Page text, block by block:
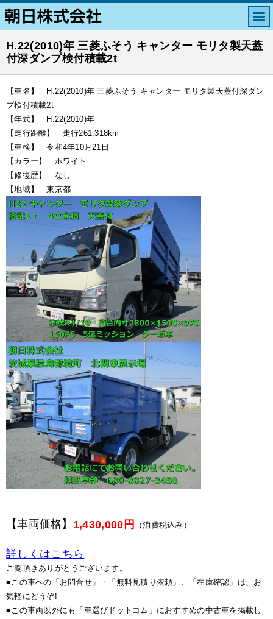
H.22(2010)年 三菱ふそう キャンター モリタ製天蓋
付深ダンプ検付積載2t
【車名】 H.22(2010)年 三菱ふそう キャンター モリタ製天蓋付深ダン
プ検付積載2t
【年式】 H.22(2010)年
【走行距離】 走行261,318km
【車検】 令和4年10月21日
【カラー】 ホワイト
【修復歴】 なし
【地域】 東京都
【車両価格】 1,430,000円 （消費税込み）
詳しくはこちら
ご覧頂きありがとうございます。
■この車への「お問合せ」・「無料見積り依頼」、「在庫確認」は、お
気軽にどうぞ!
■この車両以外にも「車選びドットコム」におすすめの中古車を掲載し